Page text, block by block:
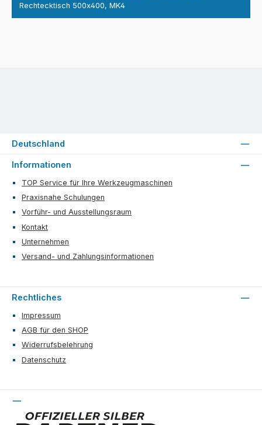
Rechtecktisch 500x400, MK4
Informationen
TOP Service für Ihre Werkzeugmaschinen
Praxisnahe Schulungen
Vorführ- und Ausstellungsraum
Kontakt
Unternehmen
Versand- und Zahlungsinformationen
Rechtliches
Impressum
AGB für den SHOP
Widerrufsbelehrung
Datenschutz
Deutschland